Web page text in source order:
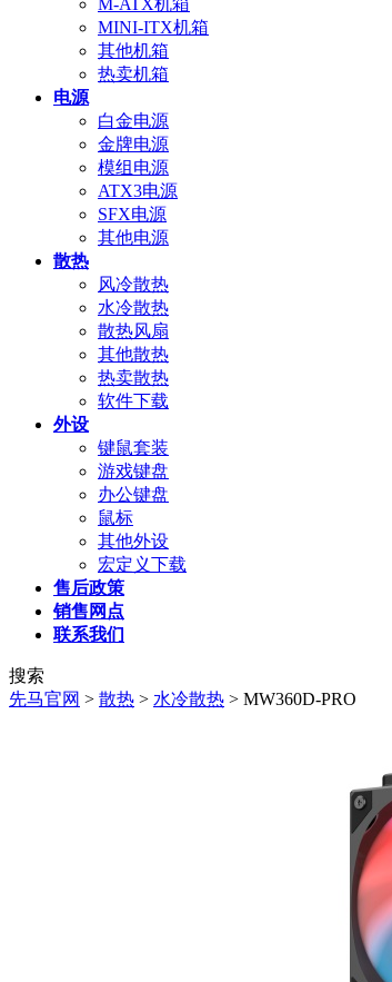
M-ATX机箱
MINI-ITX机箱
其他机箱
热卖机箱
电源
白金电源
金牌电源
模组电源
ATX3电源
SFX电源
其他电源
散热
风冷散热
水冷散热
散热风扇
其他散热
热卖散热
软件下载
外设
键鼠套装
游戏键盘
办公键盘
鼠标
其他外设
宏定义下载
售后政策
销售网点
联系我们
搜索
先马官网 > 散热 > 水冷散热 > MW360D-PRO